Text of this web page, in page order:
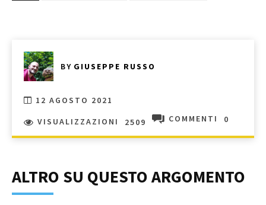
BY GIUSEPPE RUSSO
12 AGOSTO 2021
VISUALIZZAZIONI 2509 COMMENTI 0
ALTRO SU QUESTO ARGOMENTO